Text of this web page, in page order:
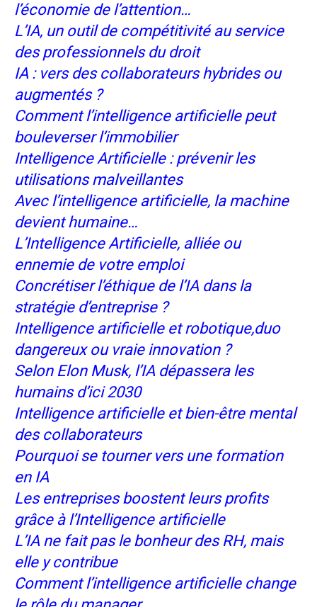
l’économie de l’attention…
L’IA, un outil de compétitivité au service
des professionnels du droit
IA : vers des collaborateurs hybrides ou
augmentés ?
Comment l’intelligence artificielle peut
bouleverser l’immobilier
Intelligence Artificielle : prévenir les
utilisations malveillantes
Avec l’intelligence artificielle, la machine
devient humaine…
L’Intelligence Artificielle, alliée ou
ennemie de votre emploi
Concrétiser l’éthique de l’IA dans la
stratégie d’entreprise ?
Intelligence artificielle et robotique,duo
dangereux ou vraie innovation ?
Selon Elon Musk, l’IA dépassera les
humains d’ici 2030
Intelligence artificielle et bien-être mental
des collaborateurs
Pourquoi se tourner vers une formation
en IA
Les entreprises boostent leurs profits
grâce à l’Intelligence artificielle
L’IA ne fait pas le bonheur des RH, mais
elle y contribue
Comment l’intelligence artificielle change